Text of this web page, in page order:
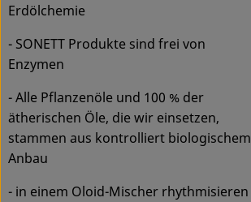
Erdölchemie
- SONETT Produkte sind frei von
Enzymen
- Alle Pflanzenöle und 100 % der
ätherischen Öle, die wir einsetzen,
stammen aus kontrolliert biologischem
Anbau
- in einem Oloid-Mischer rhythmisieren